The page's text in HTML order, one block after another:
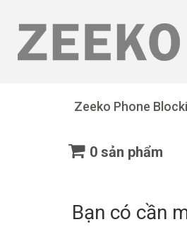
Zeeko Phone
0 sản phẩm
Bạn có cần